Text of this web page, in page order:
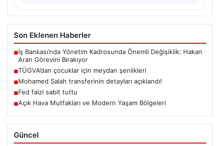
Son Eklenen Haberler
■İş Bankası’nda Yönetim Kadrosunda Önemli Değişiklik: Hakan
Aran Görevini Bırakıyor
■TÜGVA’dan çocuklar için meydan şenlikleri
■Mohamed Salah transferinin detayları açıklandı!
■Fed faizi sabit tuttu
■Açık Hava Mutfakları ve Modern Yaşam Bölgeleri
Güncel